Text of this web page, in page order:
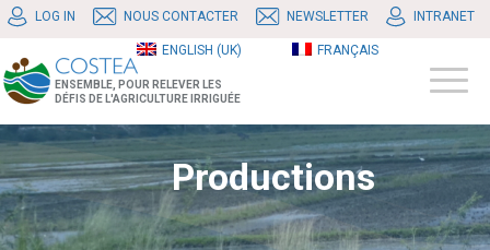
LOG IN NOUS CONTACTER NEWSLETTER INTRANET
ENGLISH (UK) FRANÇAIS
ENSEMBLE, POUR RELEVER LES
DÉFIS DE L'AGRICULTURE IRRIGUÉE
Productions